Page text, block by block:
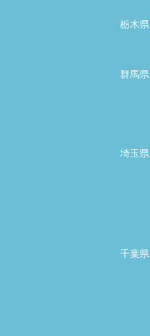
栃木県
群馬県
埼玉県
千葉県